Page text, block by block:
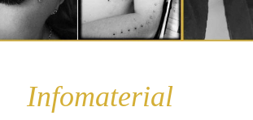
Infomaterial